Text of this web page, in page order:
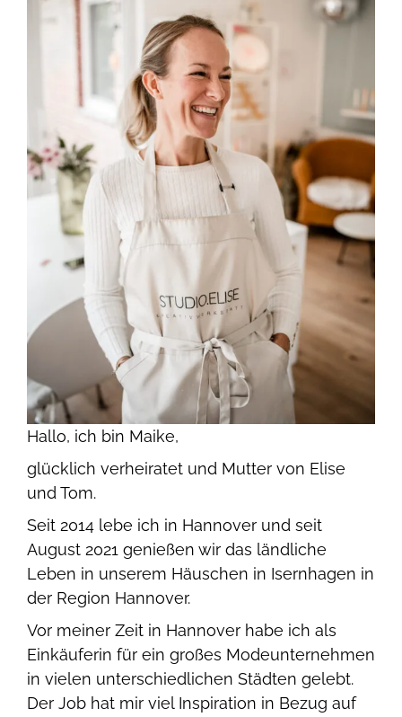
Hallo, ich bin Maike,
glücklich verheiratet und Mutter von Elise
und Tom.
Seit 2014 lebe ich in Hannover und seit
August 2021 genießen wir das ländliche
Leben in unserem Häuschen in Isernhagen in
der Region Hannover.
Vor meiner Zeit in Hannover habe ich als
Einkäuferin für ein großes Modeunternehmen
in vielen unterschiedlichen Städten gelebt.
Der Job hat mir viel Inspiration in Bezug auf